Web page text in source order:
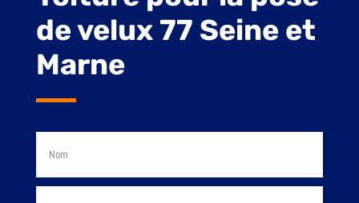
de velux 77 Seine et
Marne